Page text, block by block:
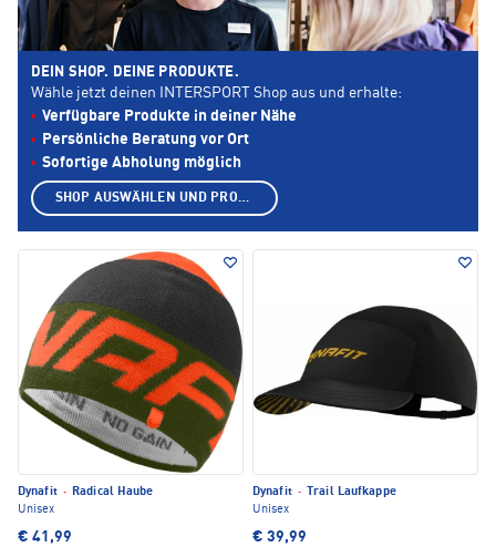
Dynafit · Radical Haube
Unisex
€ 41,99
Dynafit ·
Trail Laufkappe
Unisex
€ 39,99
DEIN SHOP. DEINE PRODUKTE.
Wähle jetzt deinen INTERSPORT Shop aus und erhalte:
Verfügbare Produkte in deiner Nähe
Persönliche Beratung vor Ort
Sofortige Abholung möglich
SHOP AUSWÄHLEN UND PRODUKTE ANZEIGEN